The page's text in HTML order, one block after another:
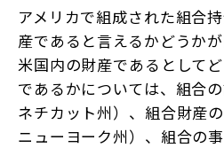
アメリカで組成された組合
産であると言えるかどうか
米国内の財産であるとして
であるかについては、組合
ネチカット州）、組合財産
ニューヨーク州）、組合の